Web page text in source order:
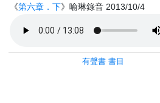
《第六章．下》喻琳錄音 2013/10/4
有聲書 書目